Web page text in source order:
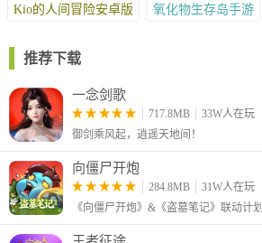
新内容供参与者探索。
参与真实玩家对局，通过成就解锁新形式。
这些元素可在对局中用于增强交互乐趣。
Kio的人间冒险安卓版 氧化物生存岛手游
推荐下载
一念剑歌
717.8MB
33W人在玩
御剑乘风起，逍遥天地间！
向僵尸开炮
284.8MB
31W人在玩
《向僵尸开炮》&《盗墓笔记》联动计划